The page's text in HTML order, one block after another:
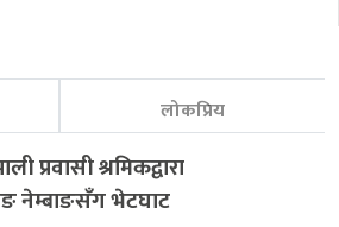
लोकप्रिय
प्रवासी श्रमिकद्वारा
नेम्बाङसँग भेटघाट